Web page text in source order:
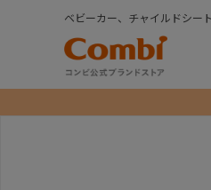
ベビーカー、チャイルドシー